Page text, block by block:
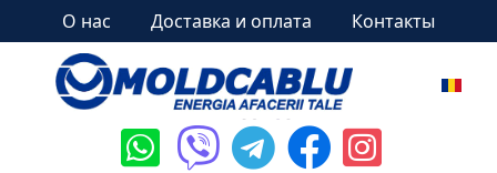
О нас Доставка и оплата Контакты